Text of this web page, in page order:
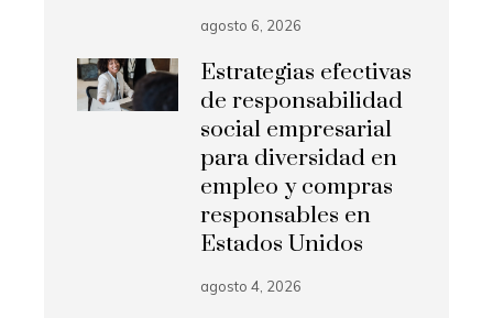
agosto 6, 2026
Estrategias efectivas
de responsabilidad
social empresarial
para diversidad en
empleo y compras
responsables en
Estados Unidos
agosto 4, 2026